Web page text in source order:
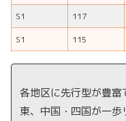
S1
117
S1
115
各地区に先行型が豊
東、中国・四国が一